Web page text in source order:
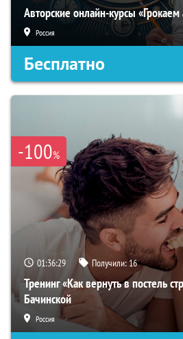
Авторские онлайн-курсы «Грокаем
Россия
Бесплатно
-100%
01:36:29 Получили:16
Тренинг «Как вернуть в постель
Бачинской
Россия